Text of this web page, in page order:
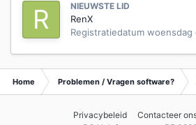
NIEUWSTE LID
RenX
Registratiedatum woensdag
Home Problemen / Vragen software?
Privacybeleid Contacteer